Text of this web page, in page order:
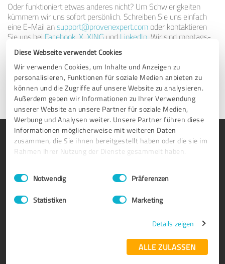
Diese Webseite verwendet Cookies
Wir verwenden Cookies, um Inhalte und Anzeigen zu
personalisieren, Funktionen für soziale Medien anbieten zu
können und die Zugriffe auf unsere Website zu analysieren.
Außerdem geben wir Informationen zu Ihrer Verwendung
unserer Website an unsere Partner für soziale Medien,
Werbung und Analysen weiter. Unsere Partner führen diese
Informationen möglicherweise mit weiteren Daten
zusammen, die Sie ihnen bereitgestellt haben oder die sie im
Rahmen Ihrer Nutzung der Dienste gesammelt haben.
Impressum Datenschutzbestimmungen
Einwilligungsauswahl
Notwendig Präferenzen
Statistiken Marketing
Details zeigen
ALLE ZULASSEN
Oder funktioniert etwas anderes nicht? Um Schwierigkeiten
kümmern wir uns sofort persönlich. Schreiben Sie uns einfach
eine E-Mail ansupport@provenexpert.com oder kontaktieren
Sie uns bei Facebook X XING und LinkedIn . Wir sind montags-
freitags 9-17 Uhr (MESZ) für Sie da.
Nehmen Sie Kontakt auf
PRODUKT
Bewertungssiegel
Kundenumfragen
Enterprise Suite
ÜBER UNS
Warum ProvenExpert?
Unternehmen
Jobs
Kundenstimmen